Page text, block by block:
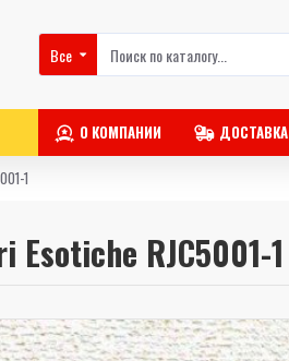
Все
О КОМПАНИИ ДОСТАВКА
1
RJC5001-1